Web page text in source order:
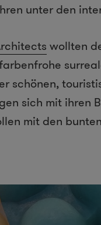
unter den
wollten
schönen,
sich mit ihren
mit den